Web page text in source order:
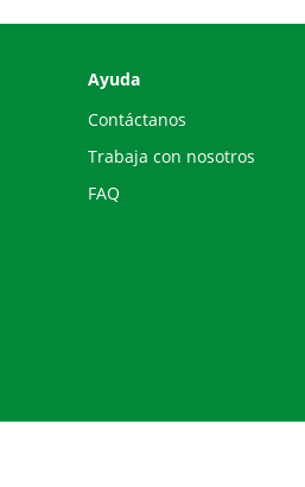
Ayuda
Contáctanos
Trabaja con nosotros
FAQ